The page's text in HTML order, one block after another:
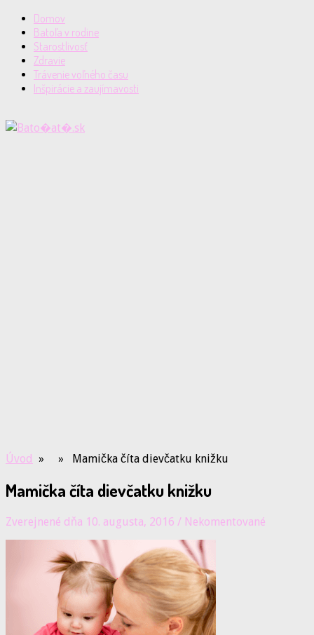
Domov
Batoľa v rodine
Starostlivosť
Zdravie
Trávenie voľného času
Inšpirácie a zaujímavosti
Úvod » » Mamička číta dievčatku knižku
Mamička číta dievčatku knižku
Zverejnené dňa 10. augusta, 2016 / Nekomentované